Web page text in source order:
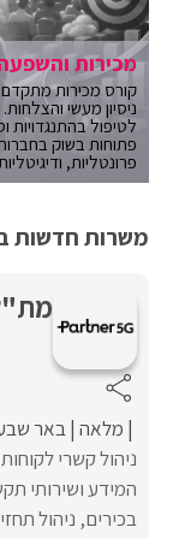
מכירות
קורס מכירות
ניסיון מעשי
פתוחות בשוק בחברות
פרונטליות,
משרות חדשות
מלאה באר
ניהול קשרי
המידע ושירותי
בכירים, ניהול